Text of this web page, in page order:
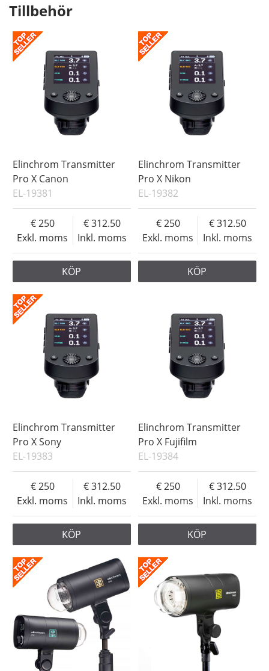
Tillbehör
Elinchrom Transmitter
Pro X Canon
EL-19381
Exkl. moms
250
Inkl. moms
312.50
KÖP
Elinchrom Transmitter
Pro X Nikon
EL-19382
Exkl. moms
250
Inkl. moms
312.50
KÖP
Elinchrom Transmitter
Pro X Sony
EL-19383
Exkl. moms
250
Inkl. moms
312.50
KÖP
Elinchrom Transmitter
Pro X Fujifilm
EL-19384
Exkl. moms
250
Inkl. moms
312.50
KÖP